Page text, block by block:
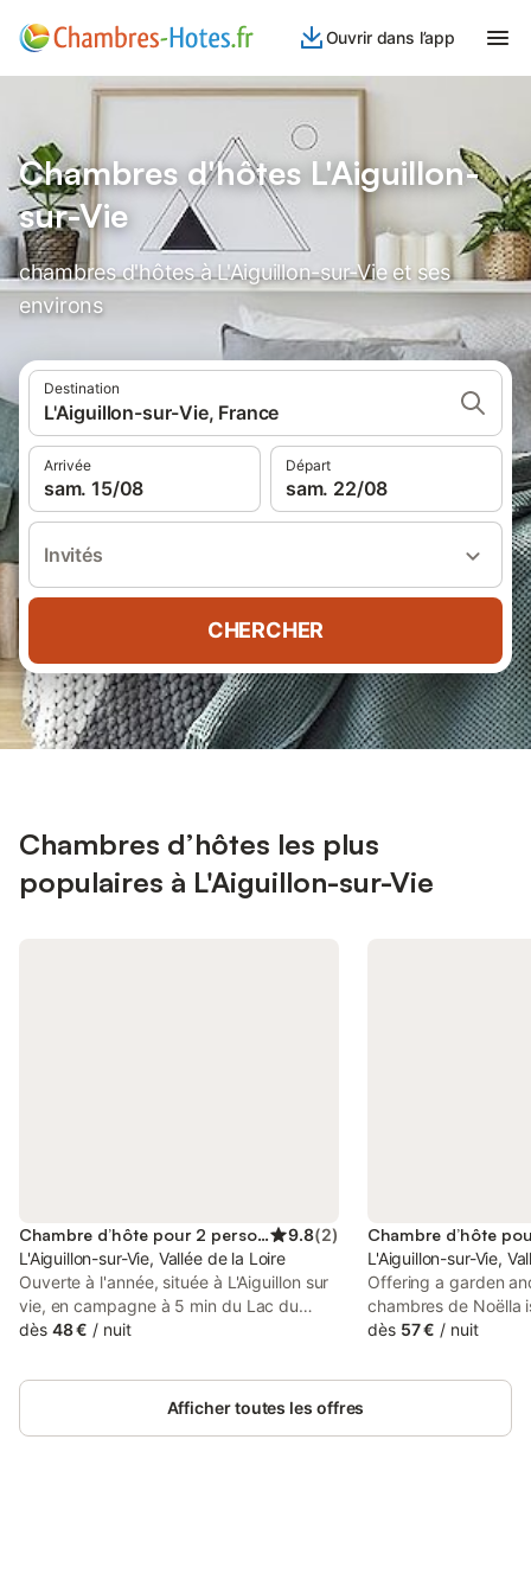
Ouvrir dans l’app
Chambres d'hôtes L'Aiguillon-
sur-Vie
chambres d'hôtes à L'Aiguillon-sur-Vie et ses
environs
Destination
L'Aiguillon-sur-Vie, France
Arrivée
sam. 15/08
Départ
sam. 22/08
Invités
CHERCHER
Chambres d’hôtes les plus
populaires à L'Aiguillon-sur-Vie
Chambre d’hôte pour 2 personnes 9.8(2)
L'Aiguillon-sur-Vie, Vallée de la Loire
Ouverte à l'année, située à L'Aiguillon sur
vie, en campagne à 5 min du Lac du
Jaunay et à 15 min des plages de
d'hôtes « ESPRIT ZEN » vous accueille
dans son écrin de verdure avec un
dès 48 € / nuit
L'Aiguillon-sur-Vie,
Offering a garden
chambres de Noëlla
LʼAiguillon-sur-Vie,
of Saint Jean de
dès 57 € / nuit
Afficher toutes les offres